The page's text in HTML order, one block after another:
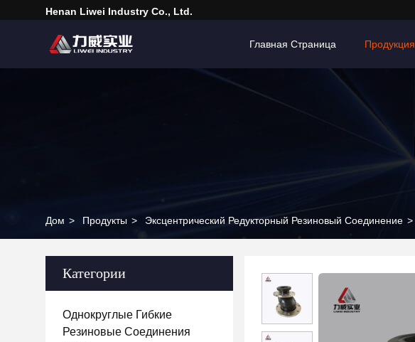
Henan Liwei Industry Co., Ltd.
Главная Страница Продукция
Дом > Продукты > Эксцентрический Редукторный Резиновый Соединение >
Категории
Однокруглые Гибкие
Резиновые Соединения